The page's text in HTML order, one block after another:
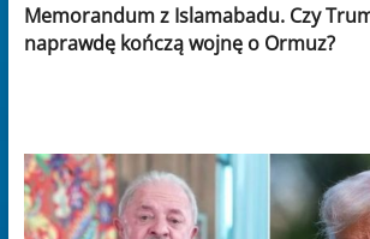
Memorandum z Islamabadu. Czy
naprawdę kończą wojnę o Ormuz?